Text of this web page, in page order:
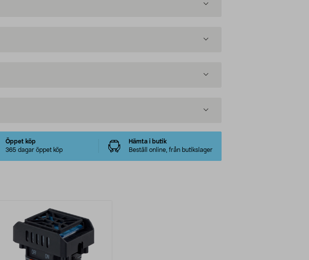
Öppet köp
365 dagar öppet köp
Hämta i butik
Beställ online, från butikslager